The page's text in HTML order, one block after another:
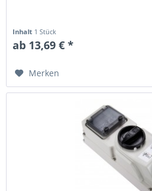
Inhalt 1 Stück
ab 13,69 € *
Merken